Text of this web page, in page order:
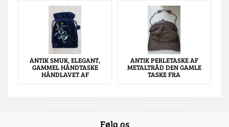
ANTIK SMUK, ELEGANT,
GAMMEL HÅNDTASKE
HÅNDLAVET AF
ANTIK PERLETASKE AF
METALTRÅD DEN GAMLE
TASKE FRA
Følg os